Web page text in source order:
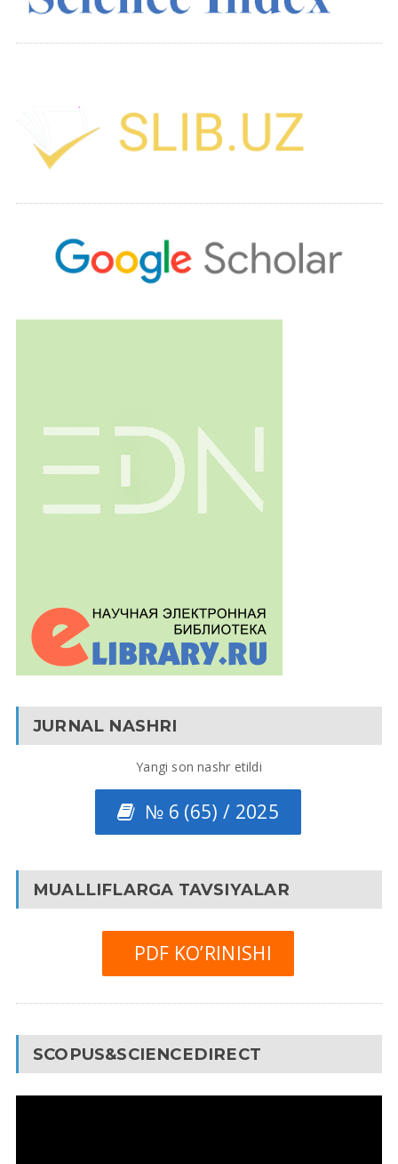
JURNAL NASHRI
Yangi son nashr etildi
№ 6 (65) / 2025
MUALLIFLARGA TAVSIYALAR
PDF KO’RINISHI
SCOPUS&SCIENCEDIRECT